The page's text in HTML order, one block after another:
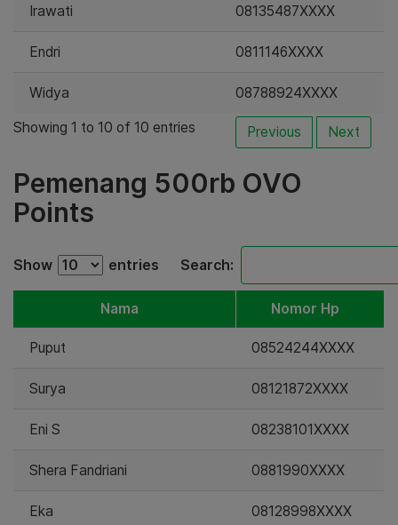
Irawati 08135487XXXX
Endri 0811146XXXX
Widya 08788924XXXX
Showing 1 to 10 of 10 entries Previous Next
Pemenang 500rb OVO
Points
Show entries Search:
Nama Nomor Hp
Puput 08524244XXXX
Surya 08121872XXXX
Eni S 08238101XXXX
Shera Fandriani 0881990XXXX
Eka 08128998XXXX